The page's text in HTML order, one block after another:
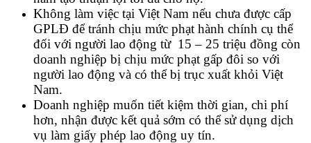
Không làm việc tại Việt Nam nếu chưa được cấp
GPLĐ để tránh chịu mức phạt hành chính cụ thể
đối với người lao động từ 15 – 25 triệu đồng còn
doanh nghiệp bị chịu mức phạt gấp đôi so với
người lao động và có thể bị trục xuất khỏi Việt
Nam.
Doanh nghiệp muốn tiết kiệm thời gian, chi phí
hơn, nhận được kết quả sớm có thể sử dụng dịch
vụ làm giấy phép lao động uy tín.